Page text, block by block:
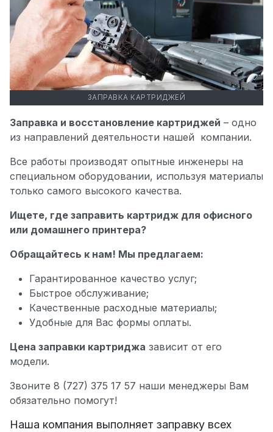
ЗАПРАВКА КАРТРИДЖЕЙ
Заправка и восстановление картриджей – одно
из направлений деятельности нашей компании.
Все работы производят опытные инженеры на
специальном оборудовании, используя материалы
только самого высокого качества.
Ищете, где заправить картридж для офисного
или домашнего принтера?
Обращайтесь к нам! Мы предлагаем:
Гарантированное качество услуг;
Быстрое обслуживание;
Качественные расходные материалы;
Удобные для Вас формы оплаты.
Цена заправки картриджа зависит от его
модели.
Звоните 8 (727) 375 17 57 наши менеджеры Вам
обязательно помогут!
Наша компания выполняет заправку всех